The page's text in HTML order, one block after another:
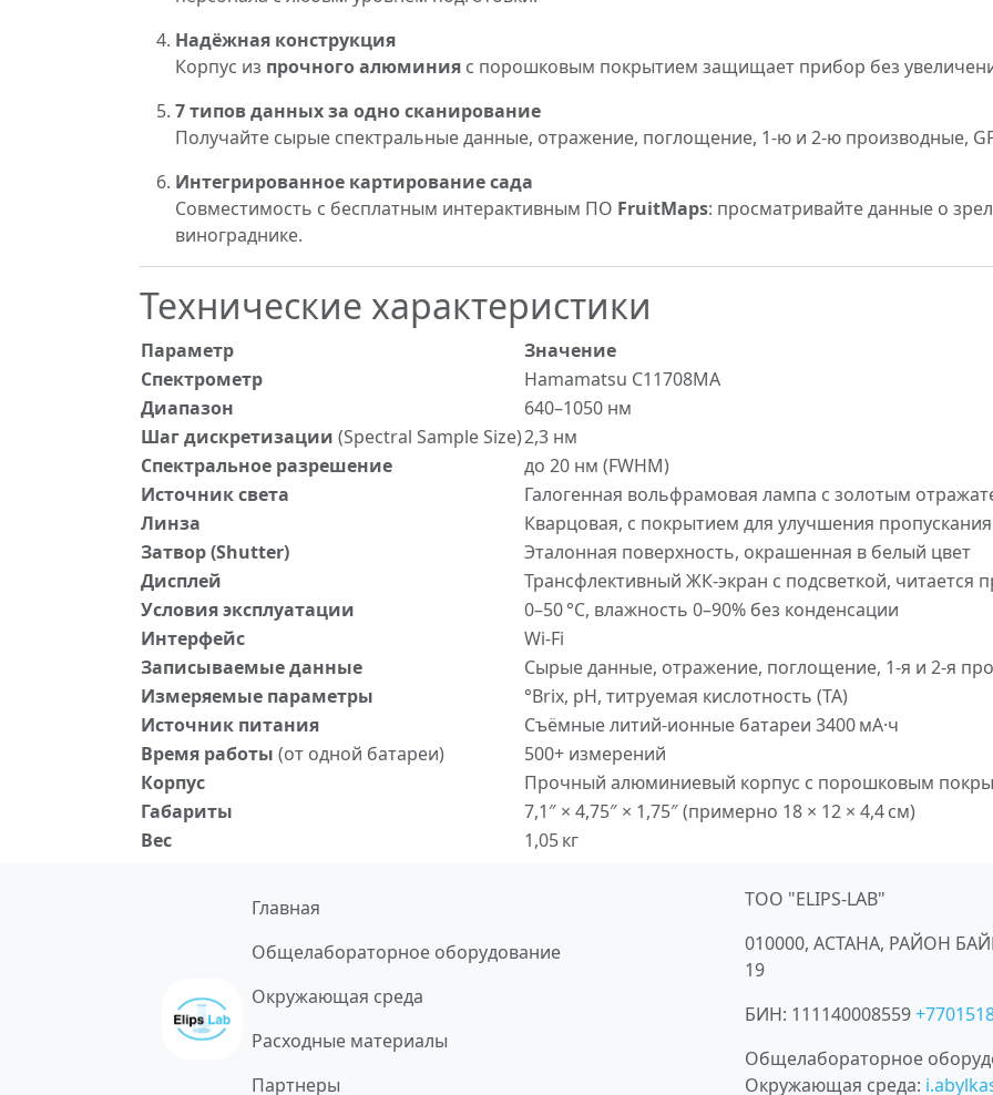
Надёжная конструкция
Корпус из прочного алюминия с порошковым покрытием защищает прибор без
7 типов данных за одно сканирование
Получайте сырые спектральные данные, отражение, поглощение, 1-ю и 2-ю производные,
Интегрированное картирование сада
Совместимость с бесплатным интерактивным ПО FruitMaps: просматривайте данные о
винограднике.
Технические характеристики
Параметр
Значение
Спектрометр
Hamamatsu C11708MA
Диапазон
640–1050 нм
Шаг дискретизации (Spectral Sample Size)2,3 нм
Спектральное разрешение
до 20 нм (FWHM)
Источник света
Галогенная вольфрамовая лампа с золотым
Линза
Кварцовая, с покрытием для улучшения
Затвор (Shutter)
Эталонная поверхность, окрашенная в белый цвет
Дисплей
Трансфлективный ЖК-экран с подсветкой, читается
Условия эксплуатации
0–50 °C, влажность 0–90% без конденсации
Интерфейс
Wi-Fi
Записываемые данные
Сырые данные, отражение, поглощение, 1-я и 2-я
Измеряемые параметры
°Brix, pH, титруемая кислотность (TA)
Источник питания
Съёмные литий-ионные батареи 3400 мА·ч
Время работы (от одной батареи)
500+ измерений
Корпус
Прочный алюминиевый корпус с порошковым
Габариты
7,1″ × 4,75″ × 1,75″ (примерно 18 × 12 × 4,4 см)
Вес
1,05 кг
Главная
Общелабораторное оборудование
Окружающая среда
Расходные материалы
Партнеры
ТОО "ELIPS-LAB"
010000, АСТАНА, РАЙОН
19
БИН: 111140008559
Общелабораторное
Окружающая среда: